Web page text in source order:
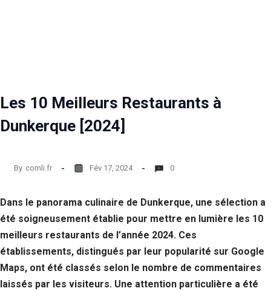
Les 10 Meilleurs Restaurants à
Dunkerque [2024]
By comli.fr Fév 17, 2024 0
Dans le panorama culinaire de Dunkerque, une sélection a
été soigneusement établie pour mettre en lumière les 10
meilleurs restaurants de l’année 2024. Ces
établissements, distingués par leur popularité sur Google
Maps, ont été classés selon le nombre de commentaires
laissés par les visiteurs. Une attention particulière a été